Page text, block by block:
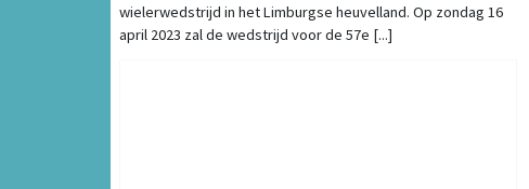
wielerwedstrijd in het Limburgse heuvelland. Op zondag 16
april 2023 zal de wedstrijd voor de 57e [...]